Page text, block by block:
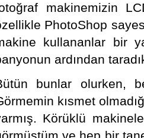
makinemizin
PhotoShop
kullananlar bir
ardından
bunlar olurken,
kısmet
Körüklü